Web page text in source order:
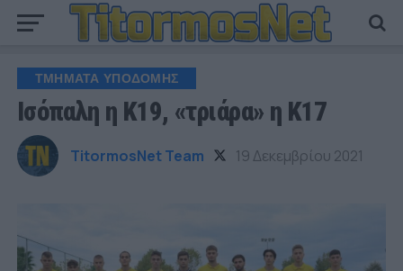
ΤΜΗΜΑΤΑ ΥΠΟΔΟΜΗΣ
Ισόπαλη η Κ19, «τριάρα» η Κ17
TitormosNet Team 19 Δεκεμβρίου 2021